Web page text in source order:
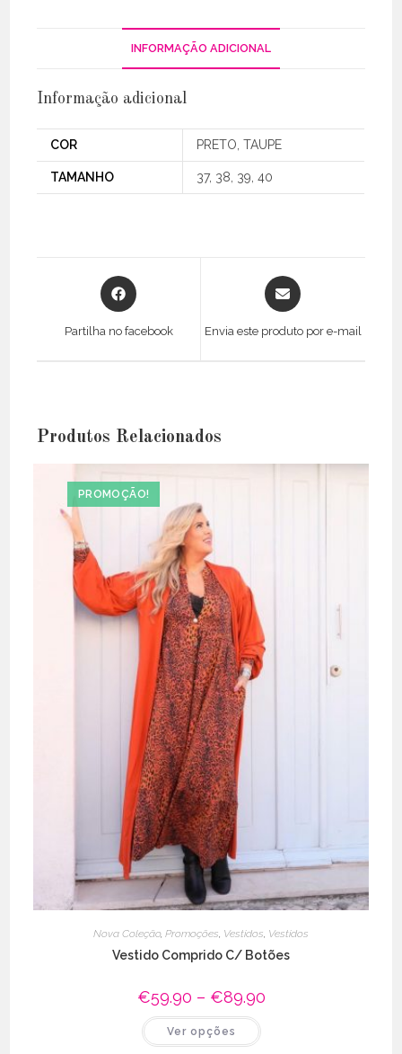
INFORMAÇÃO ADICIONAL
Informação adicional
COR PRETO, TAUPE
TAMANHO 37, 38, 39, 40
Opens
in
Partilha no facebook
Opens
in
Envia este produto por e-mail
Produtos Relacionados
PROMOÇÃO!
Nova Coleção, Promoções, Vestidos, Vestidos
Vestido Comprido C/ Botões
€59.90 – €89.90Price
Ver opções
product